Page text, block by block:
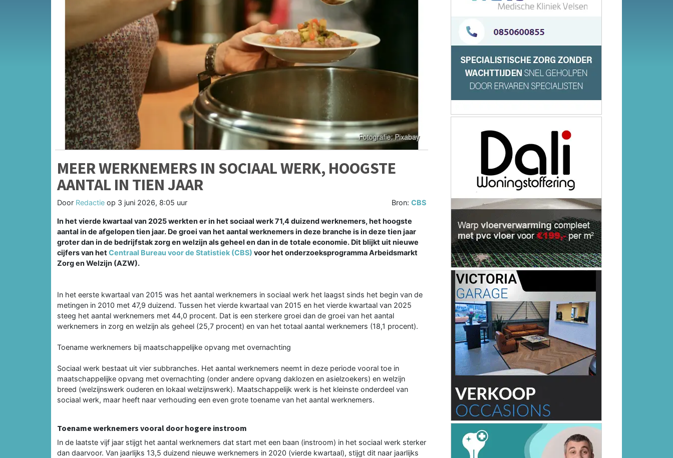
MEER WERKNEMERS IN SOCIAAL WERK, HOOGSTE
AANTAL IN TIEN JAAR
Door Redactie op 3 juni 2026, 8:05 uur Bron:CBS
In het vierde kwartaal van 2025 werkten er in het sociaal werk 71,4 duizend werknemers, het hoogste
aantal in de afgelopen tien jaar. De groei van het aantal werknemers in deze branche is in deze tien jaar
groter dan in de bedrijfstak zorg en welzijn als geheel en dan in de totale economie. Dit blijkt uit nieuwe
cijfers van het Centraal Bureau voor de Statistiek (CBS) voor het onderzoeksprogramma Arbeidsmarkt
Zorg en Welzijn (AZW).
In het eerste kwartaal van 2015 was het aantal werknemers in sociaal werk het laagst sinds het begin van de
metingen in 2010 met 47,9 duizend. Tussen het vierde kwartaal van 2015 en het vierde kwartaal van 2025
steeg het aantal werknemers met 44,0 procent. Dat is een sterkere groei dan de groei van het aantal
werknemers in zorg en welzijn als geheel (25,7 procent) en van het totaal aantal werknemers (18,1 procent).
Toename werknemers bij maatschappelijke opvang met overnachting
Sociaal werk bestaat uit vier subbranches. Het aantal werknemers neemt in deze periode vooral toe in
maatschappelijke opvang met overnachting (onder andere opvang daklozen en asielzoekers) en welzijn
breed (welzijnswerk ouderen en lokaal welzijnswerk). Maatschappelijk werk is het kleinste onderdeel van
sociaal werk, maar heeft naar verhouding een even grote toename van het aantal werknemers.
Toename werknemers vooral door hogere instroom
In de laatste vijf jaar stijgt het aantal werknemers dat start met een baan (instroom) in het sociaal werk sterker
dan daarvoor. Van jaarlijks 13,5 duizend nieuwe werknemers in 2020 (vierde kwartaal), stijgt dit naar jaarlijks